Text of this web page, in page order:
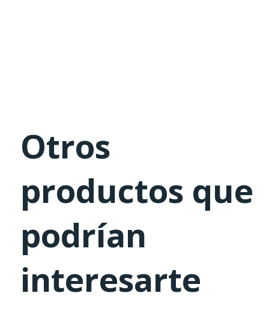
Otros
productos que
podrían
interesarte